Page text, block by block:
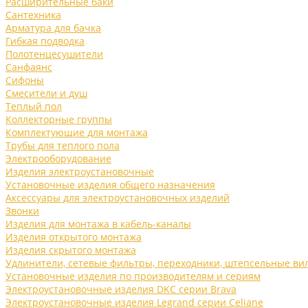
Сантехника
Арматура для бачка
Гибкая подводка
Полотенцесушители
Санфаянс
Сифоны
Смесители и душ
Теплый пол
Коллекторные группы
Комплектующие для монтажа
Трубы для теплого пола
Электрооборудование
Изделия электроустановочные
Установочные изделия общего назначения
Аксессуары для электроустановочных изделий
Звонки
Изделия для монтажа в кабель-каналы
Изделия открытого монтажа
Изделия скрытого монтажа
Удлинители, сетевые фильтры, переходники, штепсельные
Установочные изделия по производителям и сериям
Электроустановочные изделия DKC серии Brava
Электроустановочные изделия Legrand серии Celiane